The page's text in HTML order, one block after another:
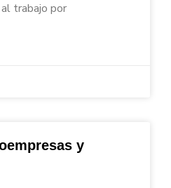
trabajo por
y